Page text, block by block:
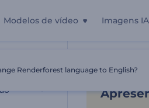
Modelos de vídeo Imagens IA
Início
Renderforest language to English?